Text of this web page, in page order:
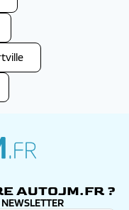
AUTOJM.FR ?